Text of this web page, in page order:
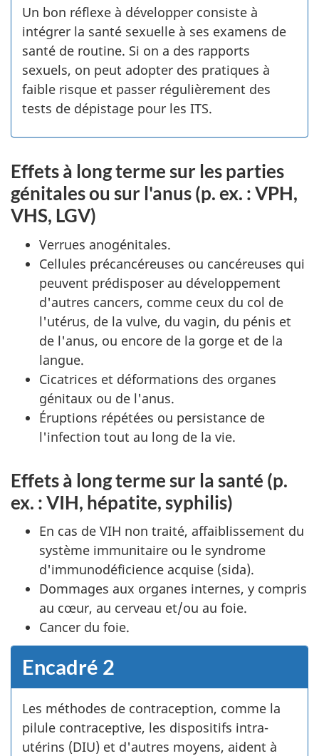
Un bon réflexe à développer consiste à
intégrer la santé sexuelle à ses examens de
santé de routine. Si on a des rapports
sexuels, on peut adopter des pratiques à
faible risque et passer régulièrement des
tests de dépistage pour les ITS.
Effets à long terme sur les parties
génitales ou sur l'anus (p. ex. : VPH,
VHS, LGV)
Verrues anogénitales.
Cellules précancéreuses ou cancéreuses qui
peuvent prédisposer au développement
d'autres cancers, comme ceux du col de
l'utérus, de la vulve, du vagin, du pénis et
de l'anus, ou encore de la gorge et de la
langue.
Cicatrices et déformations des organes
génitaux ou de l'anus.
Éruptions répétées ou persistance de
l'infection tout au long de la vie.
Effets à long terme sur la santé (p.
ex. : VIH, hépatite, syphilis)
En cas de VIH non traité, affaiblissement du
système immunitaire ou le syndrome
d'immunodéficience acquise (sida).
Dommages aux organes internes, y compris
au cœur, au cerveau et/ou au foie.
Cancer du foie.
Encadré 2
Les méthodes de contraception, comme la
pilule contraceptive, les dispositifs intra-
utérins (DIU) et d'autres moyens, aident à